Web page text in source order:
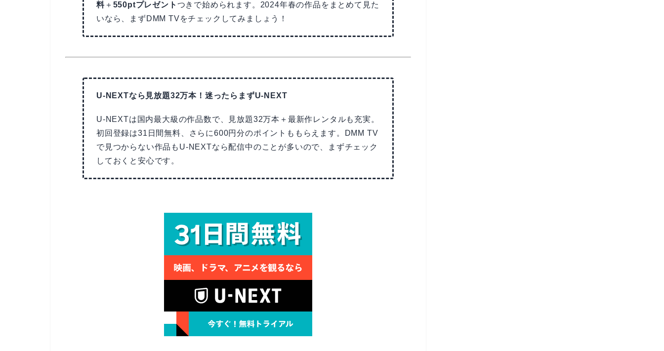
料＋ 550ptプレゼント つきで始められます。2024年春の作品をまとめて見た
いなら、まずDMM TVをチェックしてみましょう！
U-NEXTなら見放題32万本！迷ったらまずU-NEXT
U-NEXTは国内最大級の作品数で、見放題32万本＋最新作レンタルも充実。
初回登録は31日間無料、さらに600円分のポイントももらえます。DMM TV
で見つからない作品もU-NEXTなら配信中のことが多いので、まずチェック
しておくと安心です。